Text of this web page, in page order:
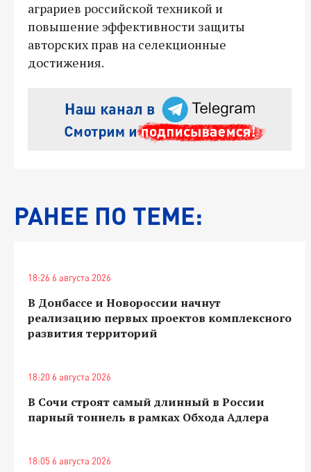
аграриев российской техникой и
повышение эффективности защиты
авторских прав на селекционные
достижения.
РАНЕЕ ПО ТЕМЕ:
18:26 6 августа 2026
В Донбассе и Новороссии начнут
реализацию первых проектов комплексного
развития территорий
18:20 6 августа 2026
В Сочи строят самый длинный в России
парный тоннель в рамках Обхода Адлера
18:05 6 августа 2026